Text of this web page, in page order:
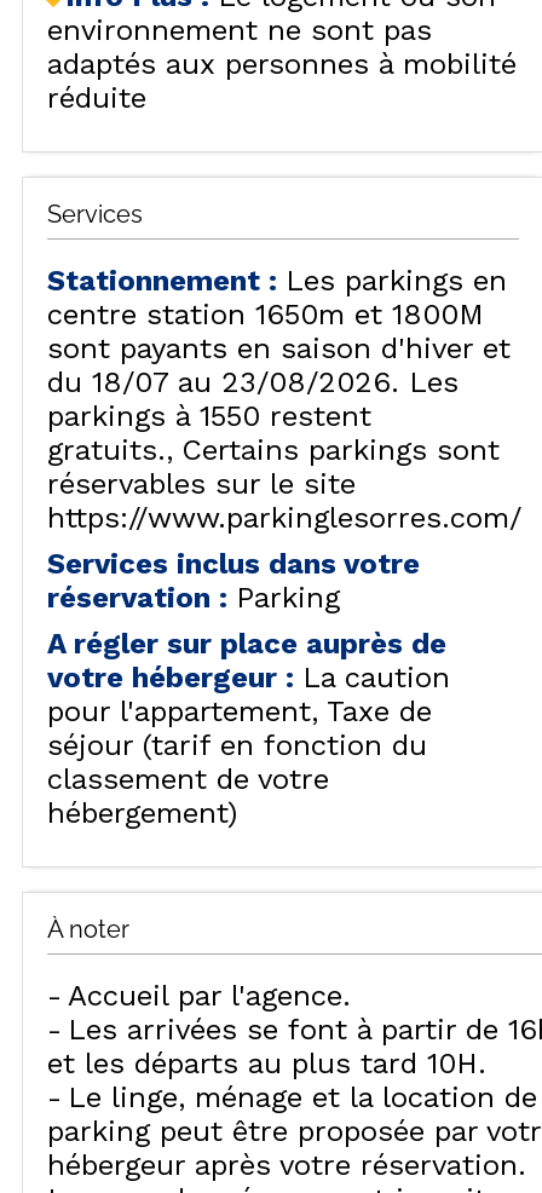
environnement ne sont pas
adaptés aux personnes à mobilité
réduite
Services
Stationnement : Les parkings en
centre station 1650m et 1800M
sont payants en saison d'hiver et
du 18/07 au 23/08/2026. Les
parkings à 1550 restent
gratuits.
Certains parkings sont
réservables sur le site
https://www.parkinglesorres.com/
Services inclus dans votre
réservation : Parking
A régler sur place auprès de
votre hébergeur : La caution
pour l'appartement Taxe de
séjour (tarif en fonction du
classement de votre
hébergement)
À noter
Accueil par l'agence
Les arrivées se font à partir de
et les départs au plus tard 10H
Le linge, ménage et la location de
parking peut être proposée par
hébergeur après votre réservation.